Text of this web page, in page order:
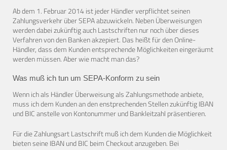
Ab dem 1. Februar 2014 ist jeder Händler verpflichtet seinen
Zahlungsverkehr über SEPA abzuwickeln. Neben Überweisungen
werden dabei zukünftig auch Lastschriften nur noch über dieses
Verfahren von den Banken akzepiert. Das heißt für den Online-
Händler, dass dem Kunden entsprechende Möglichkeiten eingeräumt
werden müssen. Aber wie macht man das?
Was muß ich tun um SEPA-Konform zu sein
Wenn ich als Händler Überweisung als Zahlungsmethode anbiete,
muss ich dem Kunden an den enstprechenden Stellen zukünftig IBAN
und BIC anstelle von Kontonummer und Bankleitzahl präsentieren.
Für die Zahlungsart Lastschrift muß ich dem Kunden die Möglichkeit
bieten seine IBAN und BIC beim Checkout anzugeben. Bei